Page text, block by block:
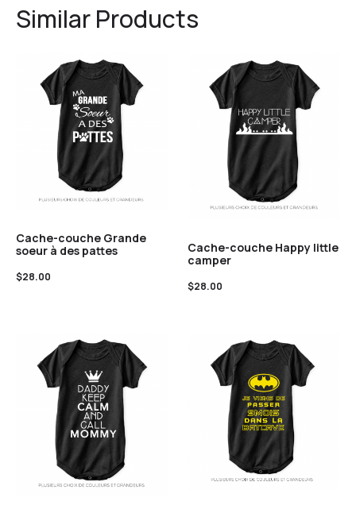
Similar Products
Cache-couche Grande
soeur à des pattes
$28.00
Cache-couche Happy little
camper
$28.00